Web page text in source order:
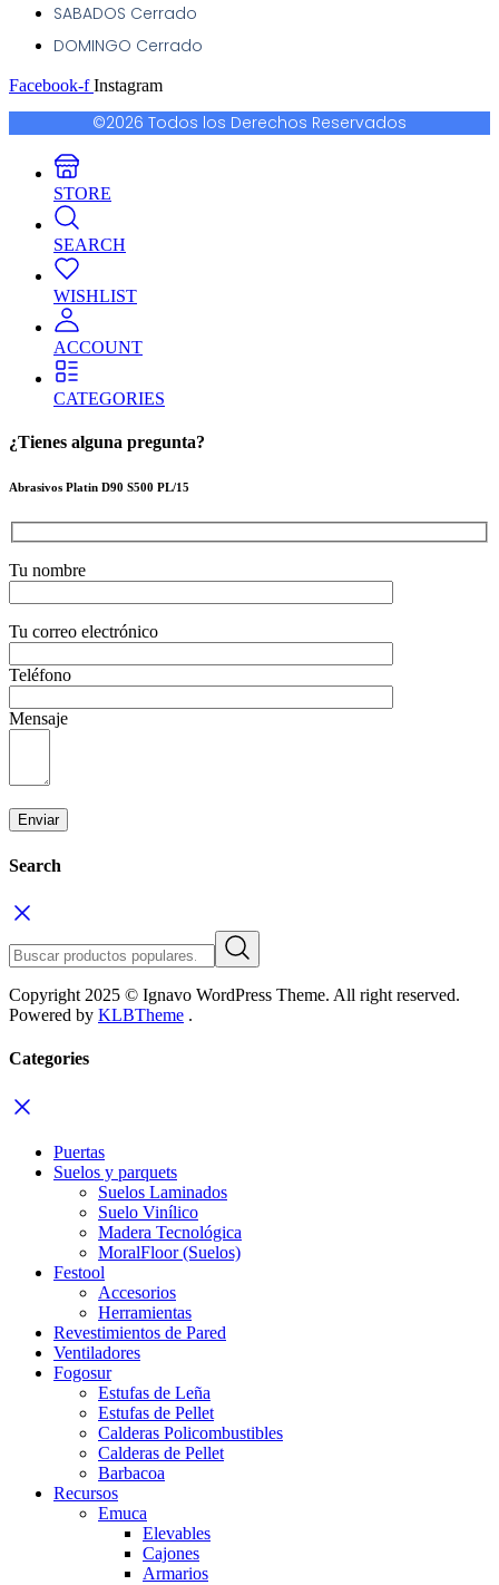
SABADOS Cerrado
DOMINGO Cerrado
Facebook-f Instagram
©2026 Todos los Derechos Reservados
STORE
SEARCH
WISHLIST
ACCOUNT
CATEGORIES
¿Tienes alguna pregunta?
Abrasivos Platin D90 S500 PL/15
Tu nombre
Tu correo electrónico
Teléfono
Mensaje
Search
Copyright 2025 © Ignavo WordPress Theme. All right reserved.
Powered by KLBTheme .
Categories
Puertas
Suelos y parquets
Suelos Laminados
Suelo Vinílico
Madera Tecnológica
MoralFloor (Suelos)
Festool
Accesorios
Herramientas
Revestimientos de Pared
Ventiladores
Fogosur
Estufas de Leña
Estufas de Pellet
Calderas Policombustibles
Calderas de Pellet
Barbacoa
Recursos
Emuca
Elevables
Cajones
Armarios